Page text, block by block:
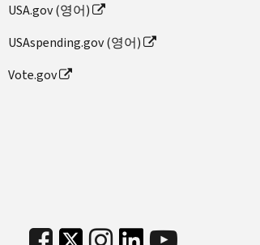
USA.gov (영어)
USAspending.gov (영어)
Vote.gov